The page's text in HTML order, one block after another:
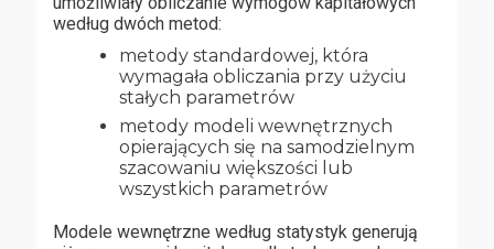
według dwóch metod:
metody standardowej, która
wymagała obliczania przy użyciu
stałych parametrów
metody modeli wewnętrznych
opierających się na samodzielnym
szacowaniu większości lub
wszystkich parametrów
Modele wewnętrzne według statystyk generują